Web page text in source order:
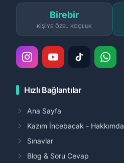
Birebir
KIŞIYE ÖZEL KOÇLUK
Hızlı Bağlantılar
Ana Sayfa
Kazım İncebacak - Hakkımda
Sınavlar
Blog & Soru Cevap